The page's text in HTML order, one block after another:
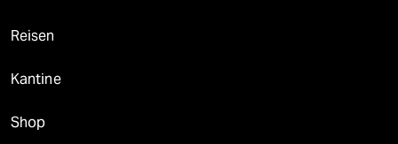
Reisen
Kantine
Shop